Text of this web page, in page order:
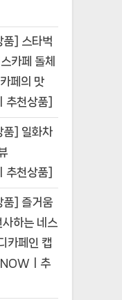
품] 스타벅
카페 돌체
페의 맛
천상품]
품] 일화차
천상품]
품] 즐거움
하는 네스
카페인 캡
ㅣ추